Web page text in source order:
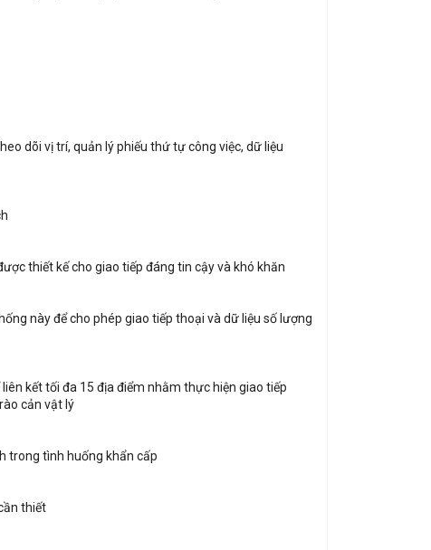
dõi vị trí, quản lý phiếu thứ tự công việc, dữ liệu
thiết kế cho giao tiếp đáng tin cậy và khó khăn
này để cho phép giao tiếp thoại và dữ liệu số lượng
kết tối đa 15 địa điểm nhằm thực hiện giao tiếp
cản vật lý
trong tình huống khẩn cấp
thiết